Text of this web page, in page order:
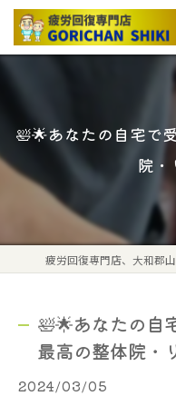
🛀🌟あなたの自宅で
院・
🛀🌟あなたの自
最高の整体院・
2024/03/05